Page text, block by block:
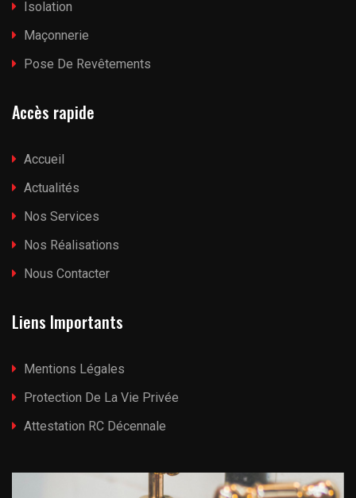
Isolation
Maçonnerie
Pose De Revêtements
Accès rapide
Accueil
Actualités
Nos Services
Nos Réalisations
Nous Contacter
Liens Importants
Mentions Légales
Protection De La Vie Privée
Attestation RC Décennale